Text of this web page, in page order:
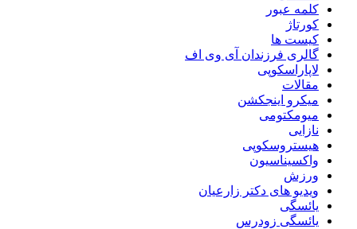
کلمه عبور
کورتاژ
کیست ها
گالری فرزندان آی وی اف
لاپاراسکوپی
مقالات
میکرو اینجکشن
میومکتومی
نازایی
هیستروسکوپی
واکسیناسیون
ورزش
ویدیو های دکتر زارعیان
یائسگی
یائسگی زودرس